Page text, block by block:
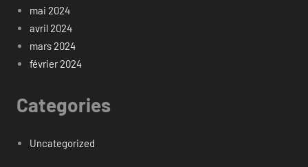
mai 2024
avril 2024
mars 2024
février 2024
Categories
Uncategorized